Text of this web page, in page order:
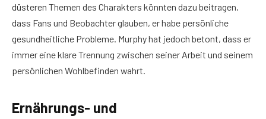
düsteren Themen des Charakters könnten dazu beitragen,
dass Fans und Beobachter glauben, er habe persönliche
gesundheitliche Probleme. Murphy hat jedoch betont, dass er
immer eine klare Trennung zwischen seiner Arbeit und seinem
persönlichen Wohlbefinden wahrt.
Ernährungs- und